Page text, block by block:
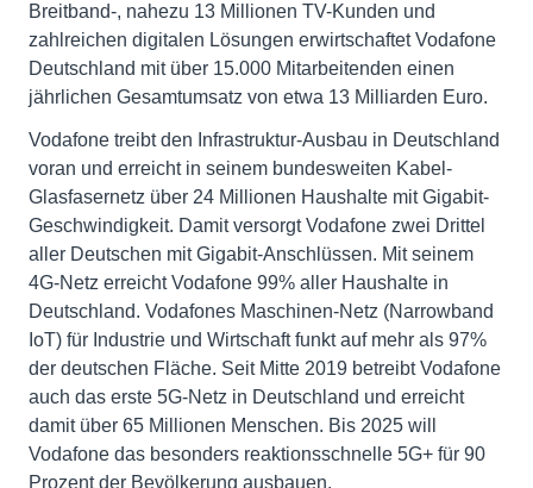
Breitband-, nahezu 13 Millionen TV-Kunden und
zahlreichen digitalen Lösungen erwirtschaftet Vodafone
Deutschland mit über 15.000 Mitarbeitenden einen
jährlichen Gesamtumsatz von etwa 13 Milliarden Euro.
Vodafone treibt den Infrastruktur-Ausbau in Deutschland
voran und erreicht in seinem bundesweiten Kabel-
Glasfasernetz über 24 Millionen Haushalte mit Gigabit-
Geschwindigkeit. Damit versorgt Vodafone zwei Drittel
aller Deutschen mit Gigabit-Anschlüssen. Mit seinem
4G-Netz erreicht Vodafone 99% aller Haushalte in
Deutschland. Vodafones Maschinen-Netz (Narrowband
IoT) für Industrie und Wirtschaft funkt auf mehr als 97%
der deutschen Fläche. Seit Mitte 2019 betreibt Vodafone
auch das erste 5G-Netz in Deutschland und erreicht
damit über 65 Millionen Menschen. Bis 2025 will
Vodafone das besonders reaktionsschnelle 5G+ für 90
Prozent der Bevölkerung ausbauen.